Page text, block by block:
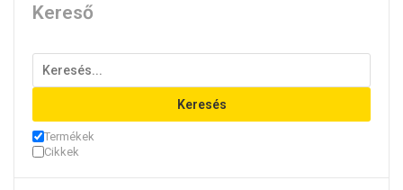
Kereső
Keresés
Termékek
Cikkek